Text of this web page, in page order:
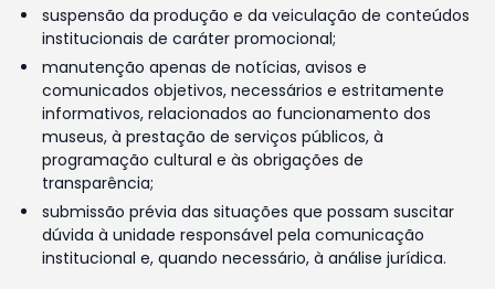
suspensão da produção e da veiculação de conteúdos
institucionais de caráter promocional;
manutenção apenas de notícias, avisos e
comunicados objetivos, necessários e estritamente
informativos, relacionados ao funcionamento dos
museus, à prestação de serviços públicos, à
programação cultural e às obrigações de
transparência;
submissão prévia das situações que possam suscitar
dúvida à unidade responsável pela comunicação
institucional e, quando necessário, à análise jurídica.